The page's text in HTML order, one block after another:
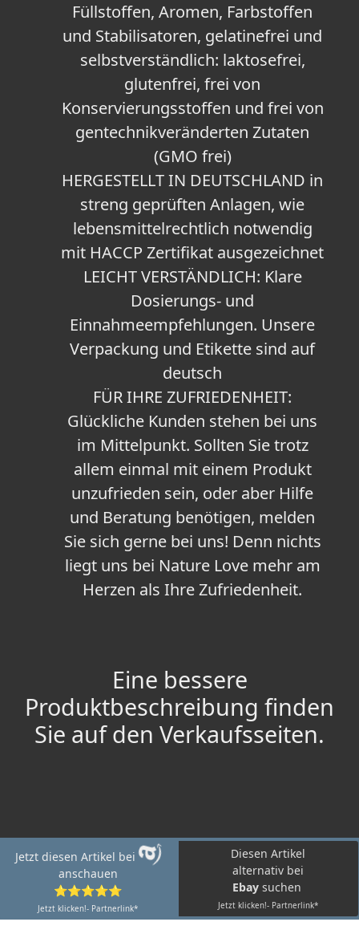
Füllstoffen, Aromen, Farbstoffen
und Stabilisatoren, gelatinefrei und
selbstverständlich: laktosefrei,
glutenfrei, frei von
Konservierungsstoffen und frei von
gentechnikveränderten Zutaten
(GMO frei)
HERGESTELLT IN DEUTSCHLAND in
streng geprüften Anlagen, wie
lebensmittelrechtlich notwendig
mit HACCP Zertifikat ausgezeichnet
LEICHT VERSTÄNDLICH: Klare
Dosierungs- und
Einnahmeempfehlungen. Unsere
Verpackung und Etikette sind auf
deutsch
FÜR IHRE ZUFRIEDENHEIT:
Glückliche Kunden stehen bei uns
im Mittelpunkt. Sollten Sie trotz
allem einmal mit einem Produkt
unzufrieden sein, oder aber Hilfe
und Beratung benötigen, melden
Sie sich gerne bei uns! Denn nichts
liegt uns bei Nature Love mehr am
Herzen als Ihre Zufriedenheit.
Eine bessere
Produktbeschreibung finden
Sie auf den Verkaufsseiten.
Jetzt diesen Artikel bei
anschauen
⭐⭐⭐⭐⭐
Jetzt klicken!- Partnerlink*
Diesen Artikel
alternativ bei
Ebay suchen
Jetzt klicken!- Partnerlink*